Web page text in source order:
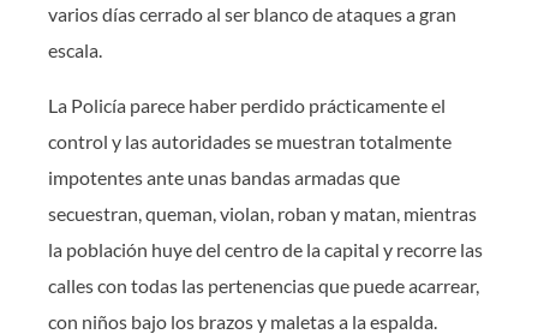
varios días cerrado al ser blanco de ataques a gran
escala.
La Policía parece haber perdido prácticamente el
control y las autoridades se muestran totalmente
impotentes ante unas bandas armadas que
secuestran, queman, violan, roban y matan, mientras
la población huye del centro de la capital y recorre las
calles con todas las pertenencias que puede acarrear,
con niños bajo los brazos y maletas a la espalda.